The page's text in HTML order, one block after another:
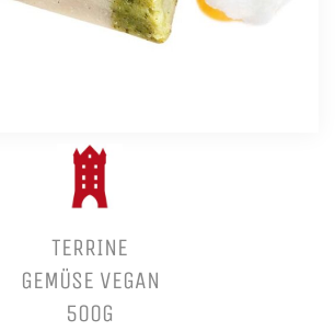
TERRINE
GEMÜSE VEGAN
500G